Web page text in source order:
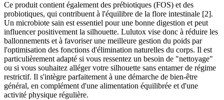
Ce produit contient également des prébiotiques (FOS) et des
probiotiques, qui contribuent à l'équilibre de la flore intestinale [2].
Un microbiote sain est essentiel pour une bonne digestion et peut
influencer positivement la silhouette. Lulutox vise donc à réduire les
ballonnements et à favoriser une meilleure gestion du poids par
l'optimisation des fonctions d'élimination naturelles du corps. Il est
particulièrement adapté si vous ressentez un besoin de "nettoyage"
ou si vous souhaitez alléger votre silhouette sans entamer de régime
restrictif. Il s'intègre parfaitement à une démarche de bien-être
général, en complément d'une alimentation équilibrée et d'une
activité physique régulière.